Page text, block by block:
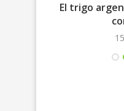
El trigo